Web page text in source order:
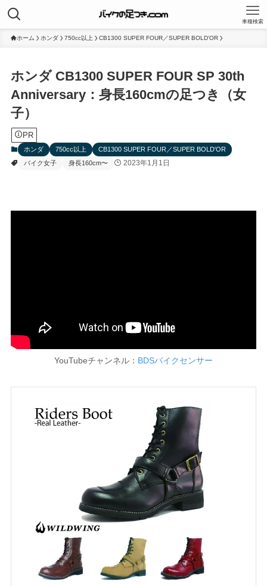
車種検索
ホーム ホンダ 750cc以上 CB1300 SUPER FOUR／SUPER BOLD'OR
ホンダ CB1300 SUPER FOUR SP 30th
Anniversary：身長160cmの足つき（女
子）
PR
ホンダ 750cc以上
CB1300 SUPER FOUR／SUPER BOLD'OR
バイク女子
身長160cm〜 2023年1月1日
YouTubeチャンネル： BDSバイクセンサー